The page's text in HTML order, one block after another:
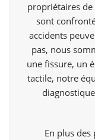
propriétaires
sont
accidents
pas, nous
une fissure, un
tactile, notre
En plus des